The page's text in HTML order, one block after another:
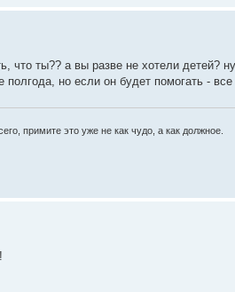
что ты?? а вы разве не хотели детей?
но если он будет помогать -
примите это уже не как чудо, а как должное.